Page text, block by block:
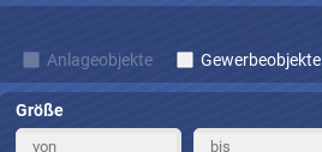
Anlageobjekte Gewerbeobjekte
Größe